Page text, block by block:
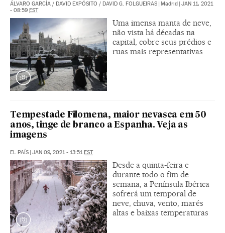
ÁLVARO GARCÍA / DAVID EXPÓSITO / DAVID G. FOLGUEIRAS | Madrid | JAN 11, 2021
- 08:59 EST
Uma imensa manta de neve,
não vista há décadas na
capital, cobre seus prédios e
ruas mais representativas
Tempestade Filomena, maior nevasca em 50
anos, tinge de branco a Espanha. Veja as
imagens
EL PAÍS | JAN 09, 2021 - 13:51EST
Desde a quinta-feira e
durante todo o fim de
semana, a Península Ibérica
sofrerá um temporal de
neve, chuva, vento, marés
altas e baixas temperaturas